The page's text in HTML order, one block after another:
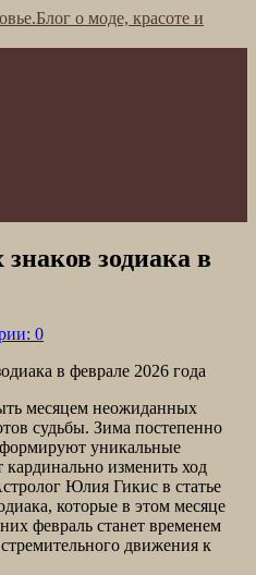
Блог о моде, красоте и
зодиака в
0
месяцем неожиданных
судьбы. Зима постепенно
формируют уникальные
изменить ход
Юлия Гикис в статье
которые в этом месяце
февраль станет временем
движения к